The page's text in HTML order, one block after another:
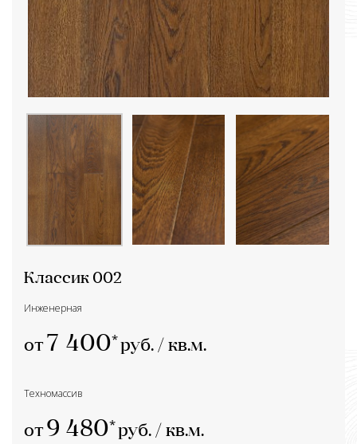
Классик 002
Инженерная
от7 400 руб. / кв.м.
Техномассив
от9 480 руб. / кв.м.